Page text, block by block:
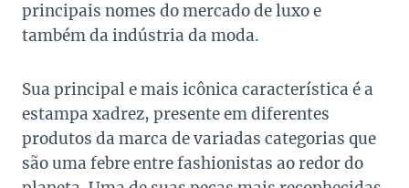
principais nomes do mercado de luxo e
também da indústria da moda.
Sua principal e mais icônica característica é a
estampa xadrez, presente em diferentes
produtos da marca de variadas categorias que
são uma febre entre fashionistas ao redor do